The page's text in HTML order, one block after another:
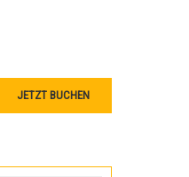
JETZT BUCHEN